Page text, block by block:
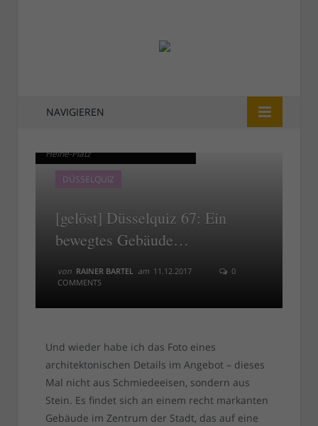
NAVIGIEREN
Heine-Platz
DÜSSELQUIZ
[gelöst] Düsselquiz 67: Ein
bewegtes Gebäude…
von RAINER BARTEL am 11.12.2017
0
COMMENTS
Heine-Platz
Und wieder habe ich das Foto eines
architektonischen Details im Angebot – dieses
Mal nicht aus Schmiedeeisen, sondern aus
Stein. Es findet sich an einem recht markanten
Gebäude im Zentrum der Stadt, das auf eine